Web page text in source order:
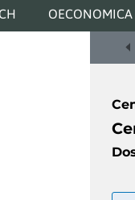
OECONOMICA